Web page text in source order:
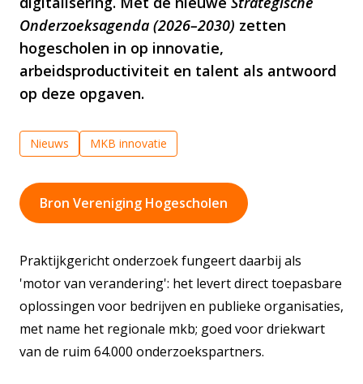
Onderzoeksagenda (2026–2030) zetten
hogescholen in op innovatie,
arbeidsproductiviteit en talent als antwoord
op deze opgaven.
Nieuws MKB innovatie
Bron Vereniging Hogescholen
Praktijkgericht onderzoek fungeert daarbij als
'motor van verandering': het levert direct toepasbare
oplossingen voor bedrijven en publieke organisaties,
met name het regionale mkb; goed voor driekwart
van de ruim 64.000 onderzoekspartners.